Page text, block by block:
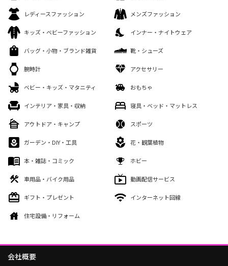
レディースファッション メンズファッション
キッズ・ベビーファッション インナー・ナイトウェア
バッグ・小物・ブランド雑貨 靴・シューズ
腕時計 アクセサリー
ベビー・キッズ・マタニティ おもちゃ
インテリア・家具・収納 寝具・ベッド・マットレス
アウトドア・キャンプ スポーツ
ガーデン・DIY・工具 花・観葉植物
本・雑誌・コミック ホビー
車用品・バイク用品 動画配信サービス
ギフト・プレゼント インターネット回線
住宅設備・リフォーム
会社概要